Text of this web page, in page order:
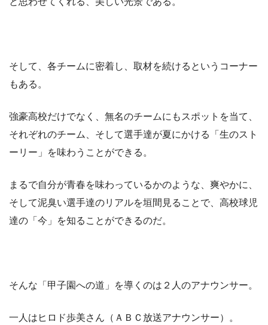
そして、各チームに密着し、取材を続けるというコーナー
もある。
強豪高校だけでなく、無名のチームにもスポットを当て、
それぞれのチーム、そして選手達が夏にかける「生のスト
ーリー」を味わうことができる。
まるで自分が青春を味わっているかのような、爽やかに、
そして泥臭い選手達のリアルを垣間見ることで、高校球児
達の「今」を知ることができるのだ。
そんな「甲子園への道」を導くのは２人のアナウンサー。
一人はヒロド歩美さん（ＡＢＣ放送アナウンサー）。